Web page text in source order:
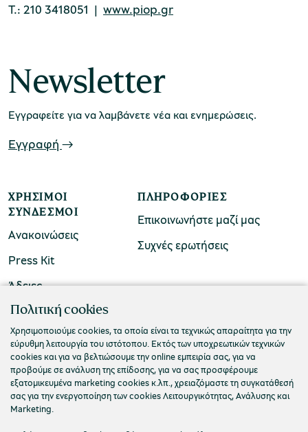
Τ.: 210 3418051 | www.piop.gr
Newsletter
Εγγραφείτε για να λαμβάνετε νέα και ενημερώσεις.
Εγγραφή
ΧΡΉΣΙΜΟΙ
ΣΎΝΔΕΣΜΟΙ
Ανακοινώσεις
Press Kit
Άδειες
ΠΛΗΡΟΦΟΡΊΕΣ
Επικοινωνήστε μαζί μας
Συχνές ερωτήσεις
ΠΟΛΙΤΙΣΤΙΚΟ ΙΔΡΥΜΑ ΟΜΙΛΟΥ ΠΕΙΡΑΙΩΣ
Τ. 210 3256922
Ε. info@piop.gr
ΣΥΝΔΕΘΕΙΤΕ ΜΑΖΙ ΜΑΣ
Πολιτική cookies
Χρησιμοποιούμε cookies, τα οποία είναι τα τεχνικώς απαραίτητα για την
εύρυθμη λειτουργία του ιστότοπου. Εκτός των υποχρεωτικών τεχνικών
cookies και για να βελτιώσουμε την online εμπειρία σας, για να
προβούμε σε ανάλυση της επίδοσης, για να σας προσφέρουμε
εξατομικευμένα marketing cookies κ.λπ., χρειαζόμαστε τη συγκατάθεσή
σας για την ενεργοποίηση των cookies Λειτουργικότητας, Ανάλυσης και
Marketing.